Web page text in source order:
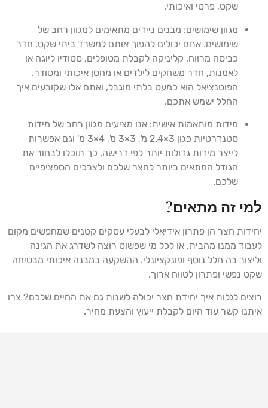
שקט, פרטי ואיכותי.
מגוון שימושים: מבנים ניידים מתאימים למגוון רחב של
שימושים. אתם יכולים להפוך אותם למשרד ביתי שקט, חדר
כביסה מרווח, קליניקה לקבלת מטופלים, סטודיו ליוגה או
לאמנות, חדר משחקים לילדים או מחסן איכותי ומסודר.
הפוטנציאל הוא כמעט בלתי מוגבל, ואתם אלו שקובעים איך
החלל ישמש אתכם.
מידות מותאמות אישית: אנו מציעים מגוון רחב של מידות
סטנדרטיות כגון 3×2.4 מ', 3×3 מ', 4×3 מ' וגם אפשרות
לייצר מידות גדולות יותר לפי דרישה. כך תוכלו לבחור את
הגודל המתאים ביותר לחצר שלכם ולצרכים הספציפיים
שלכם.
למי זה מתאים?
יחידות חצר הן פתרון אידיאלי לבעלי עסקים קטנים שמחפשים מקום
לעבוד ממנו מהבית, או לכל מי שפשוט רוצה לשדרג את הגינה
וליצור בה חלל נוסף ופונקציונלי. ההשקעה במבנה איכותי מבטיחה
שקט נפשי ופתרון לטווח ארוך.
רוצים לגלות איך יחידת חצר יכולה לשנות גם את החיים שלכם? צרו
איתנו קשר עוד היום לקבלת ייעוץ והצעת מחיר.